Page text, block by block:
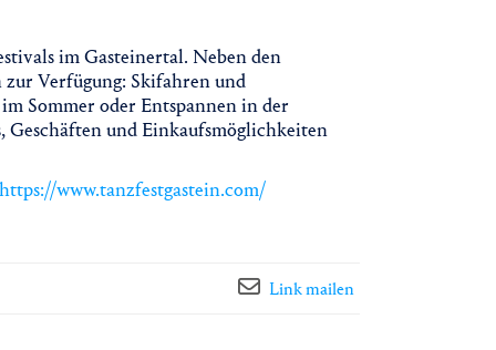
im Gasteinertal. Neben den
Verfügung: Skifahren und
Sommer oder Entspannen in der
Geschäften und Einkaufsmöglichkeiten
https://www.tanzfestgastein.com/
Link mailen